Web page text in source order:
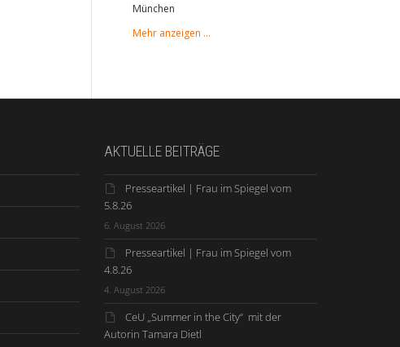
München
Mehr anzeigen …
AKTUELLE BEITRÄGE
Presseartikel | Frau im Spiegel vom
5.8.26
6. August 2026
Presseartikel | Frau im Spiegel vom
4.8.26
4. August 2026
CeU „Summer in the City“ mit der
Autorin Tamara Dietl